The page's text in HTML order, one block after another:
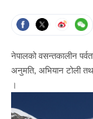
नेपालको वसन्तकालीन
अनुमति, अभियान टोली
।